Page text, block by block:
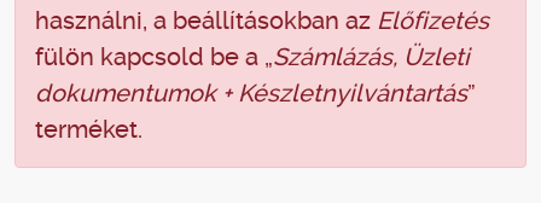
használni, a beállításokban az Előfizetés
fülön kapcsold be a „Számlázás, Üzleti
dokumentumok + Készletnyilvántartás”
terméket.